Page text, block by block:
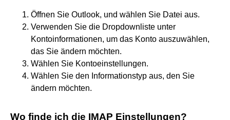
Öffnen Sie Outlook, und wählen Sie Datei aus.
Verwenden Sie die Dropdownliste unter
Kontoinformationen, um das Konto auszuwählen,
das Sie ändern möchten.
Wählen Sie Kontoeinstellungen.
Wählen Sie den Informationstyp aus, den Sie
ändern möchten.
Wo finde ich die IMAP Einstellungen?